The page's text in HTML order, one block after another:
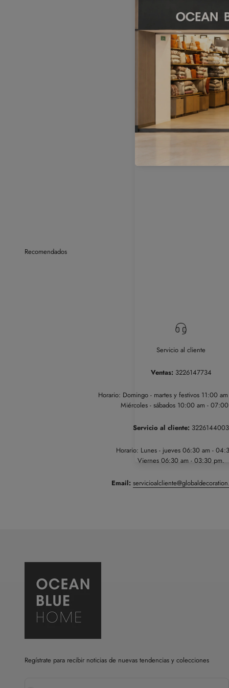
Servicio al cliente
Ventas:3226147734
Horario: Domingo - martes y festivos 11:00
Miércoles - sábados 10:00 am -
Servicio al cliente: 3226144003
Horario: Lunes - jueves 06:30 am -
Viernes 06:30 am - 03:30 pm.
Email:
Regístrate para recibir noticias de nuevas tendencias y colecciones